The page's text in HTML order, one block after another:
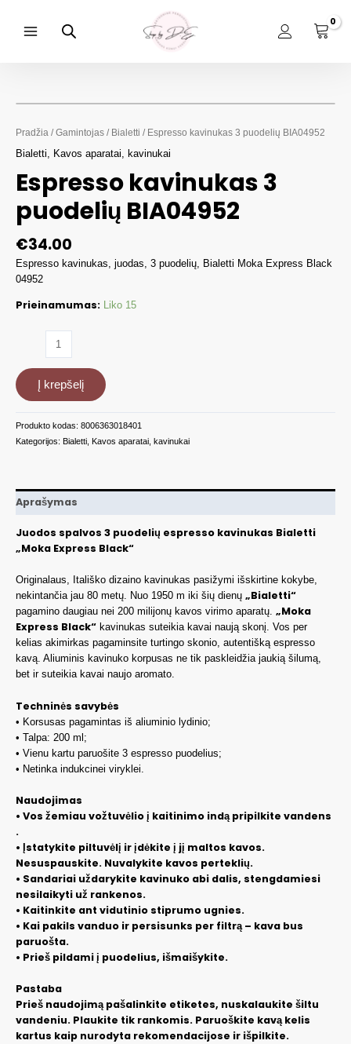
turinio
Pradžia /Gamintojas / Bialetti / Espresso kavinukas 3 puodelių BIA04952
Bialetti, Kavos aparatai, kavinukai
Espresso kavinukas 3
puodelių BIA04952
€34.00
Espresso kavinukas, juodas, 3 puodelių, Bialetti Moka Express Black
04952
Prieinamumas: Liko 15
Espresso
kavinukas
3
BIA04952
Į krepšelį
Produkto kodas: 8006363018401
Kategorijos: Bialetti Kavos aparatai, kavinukai
Aprašymas
Juodos spalvos 3 puodelių espresso kavinukas Bialetti
„Moka Express Black“
Originalaus, Itališko dizaino kavinukas pasižymi išskirtine kokybe,
nekintančia jau 80 metų. Nuo 1950 m iki šių dienų „Bialetti“
pagamino daugiau nei 200 milijonų kavos virimo aparatų. „Moka
Express Black“ kavinukas suteikia kavai naują skonį. Vos per
kelias akimirkas pagaminsite turtingo skonio, autentišką espresso
kavą. Aliuminis kavinuko korpusas ne tik paskleidžia jaukią šilumą,
bet ir suteikia kavai naujo aromato.
Techninės savybės
• Korsusas pagamintas iš aliuminio lydinio;
• Talpa: 200 ml;
• Vienu kartu paruošite 3 espresso puodelius;
• Netinka indukcinei viryklei.
Naudojimas
• Vos žemiau vožtuvėlio į kaitinimo indą pripilkite vandens
.
• Įstatykite piltuvėlį ir įdėkite į jį maltos kavos.
Nesuspauskite. Nuvalykite kavos perteklių.
• Sandariai uždarykite kavinuko abi dalis, stengdamiesi
nesilaikyti už rankenos.
• Kaitinkite ant vidutinio stiprumo ugnies.
• Kai pakils vanduo ir persisunks per filtrą – kava bus
paruošta.
• Prieš pildami į puodelius, išmaišykite.
Pastaba
Prieš naudojimą pašalinkite etiketes, nuskalaukite šiltu
vandeniu. Plaukite tik rankomis. Paruoškite kavą kelis
kartus kaip nurodyta rekomendacijose ir išpilkite.